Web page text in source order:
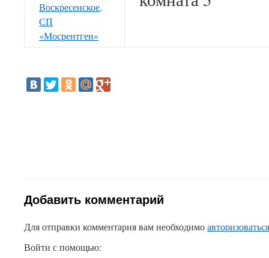
Воскресенское,
СП
«Мосрентген»
Добавить комментарий
Для отправки комментария вам необходимоавторизоваться
Войти с помощью: